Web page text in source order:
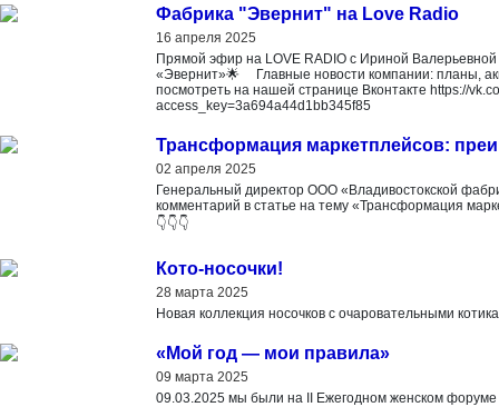
Фабрика "Эвернит" на Love Radio
16 апреля 2025
Прямой эфир на LOVE RADIO с Ириной
«Эвернит»🌟 Главные новости компании: планы,
посмотреть на нашей странице Вконтакте https://
access_key=3a694a44d1bb345f85
Трансформация маркетплейсов:
02 апреля 2025
Генеральный директор ООО «Владивостокской
комментарий в статье на тему «Трансформация
👇👇👇
Кото-носочки!
28 марта 2025
Новая коллекция носочков с очаровательными
«Мой год — мои правила»
09 марта 2025
09.03.2025 мы были на II Ежегодном женском